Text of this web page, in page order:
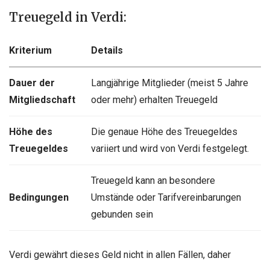
Treuegeld in Verdi:
Kriterium Details
Dauer der
Mitgliedschaft
Langjährige Mitglieder (meist 5 Jahre
oder mehr) erhalten Treuegeld
Höhe des
Treuegeldes
Die genaue Höhe des Treuegeldes
variiert und wird von Verdi festgelegt.
Bedingungen
Treuegeld kann an besondere
Umstände oder Tarifvereinbarungen
gebunden sein
Verdi gewährt dieses Geld nicht in allen Fällen, daher